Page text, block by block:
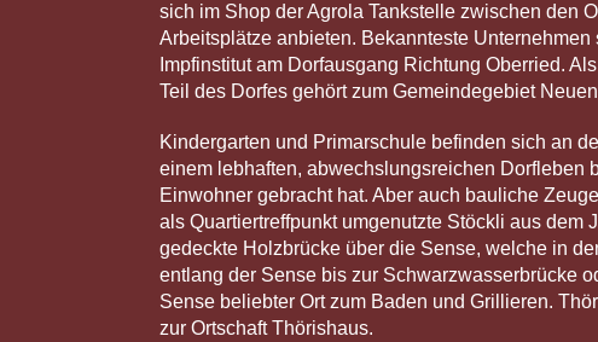
sich im Shop der Agrola Tankstelle zwischen den
Arbeitsplätze anbieten. Bekannteste
Impfinstitut am Dorfausgang Richtung Oberried.
Teil des Dorfes gehört zum Gemeindegebiet
Kindergarten und Primarschule befinden sich an
einem lebhaften, abwechslungsreichen Dorfleben
Einwohner gebracht hat. Aber auch bauliche
als Quartiertreffpunkt umgenutzte Stöckli aus
gedeckte Holzbrücke über die Sense, welche in
entlang der Sense bis zur Schwarzwasserbrücke
Sense beliebter Ort zum Baden und Grillieren.
zur Ortschaft Thörishaus.